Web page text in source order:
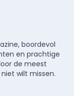
boordevol
en prachtige
de meest
wilt missen.